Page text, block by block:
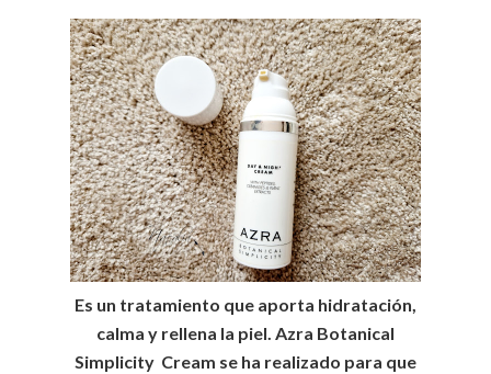
Es un tratamiento que aporta hidratación,
calma y rellena la piel. Azra Botanical
Simplicity Cream se ha realizado para que